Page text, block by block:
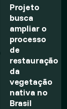
Projeto
busca
ampliar o
processo
de
restauração
da
vegetação
nativa no
Brasil